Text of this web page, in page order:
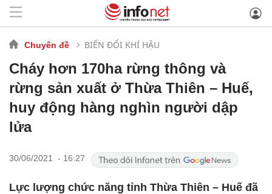
Chuyên đề BIẾN ĐỔI KHÍ HẬU
Cháy hơn 170ha rừng thông và
rừng sản xuất ở Thừa Thiên – Huế,
huy động hàng nghìn người dập
lửa
30/06/2021 - 16:27
Lực lượng chức năng tỉnh Thừa Thiên – Huế đã